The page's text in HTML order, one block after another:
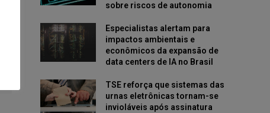
sobre riscos de autonomia
Especialistas alertam para
impactos ambientais e
econômicos da expansão de
data centers de IA no Brasil
TSE reforça que sistemas das
urnas eletrônicas tornam-se
invioláveis após assinatura